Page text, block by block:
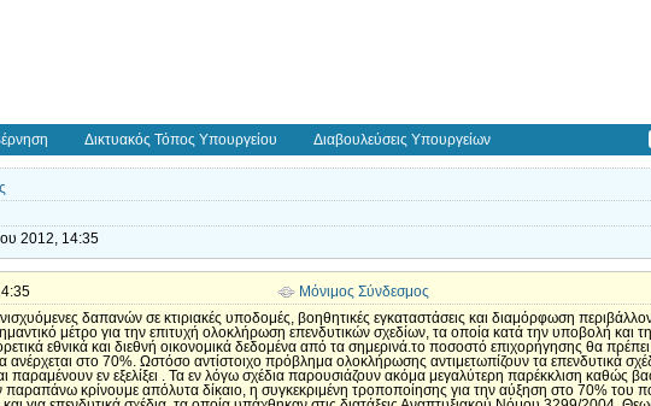
Δικτυακός Τόπος Υπουργείου Διαβουλεύσεις Υπουργείων
2012, 14:35
Μόνιμος Σύνδεσμος
δαπανών σε κτιριακές υποδομές, βοηθητικές εγκαταστάσεις και διαμόρφωση
μέτρο για την επιτυχή ολοκλήρωση επενδυτικών σχεδίων, τα οποία κατά την υποβολή και
εθνικά και διεθνή οικονομικά δεδομένα από τα σημερινά.το ποσοστό επιχορήγησης θα πρέπει
ανέρχεται στο 70%. Ωστόσο αντίστοιχο πρόβλημα ολοκλήρωσης αντιμετωπίζουν τα επενδυτικά
εν εξελίξει . Τα εν λόγω σχέδια παρουσιάζουν ακόμα μεγαλύτερη παρέκκλιση καθώς
κρίνουμε απόλυτα δίκαιο, η συγκεκριμένη τροποποίησης για την αύξηση στο 70% του